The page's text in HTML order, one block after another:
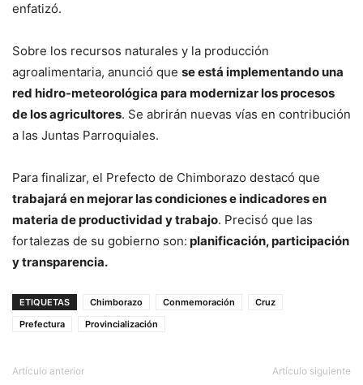
enfatizó.
Sobre los recursos naturales y la producción
agroalimentaria, anunció que se está implementando una
red hidro-meteorológica para modernizar los procesos
de los agricultores. Se abrirán nuevas vías en contribución
a las Juntas Parroquiales.
Para finalizar, el Prefecto de Chimborazo destacó que
trabajará en mejorar las condiciones e indicadores en
materia de productividad y trabajo. Precisó que las
fortalezas de su gobierno son: planificación, participación
y transparencia.
ETIQUETAS Chimborazo Conmemoración
Cruz
Prefectura
Provincialización
Artículo anterior Artículo siguiente